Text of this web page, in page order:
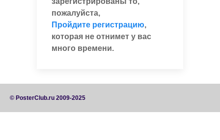
пожалуйста,
Пройдите регистрацию,
которая не отнимет у вас
много времени.
© PosterClub.ru 2009-2025